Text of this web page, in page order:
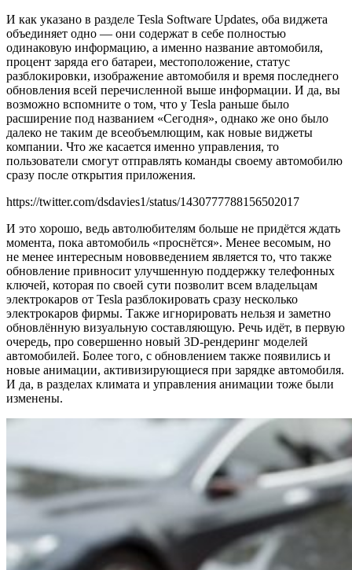
И как указано в разделе Tesla Software Updates, оба виджета
объединяет одно — они содержат в себе полностью
одинаковую информацию, а именно название автомобиля,
процент заряда его батареи, местоположение, статус
разблокировки, изображение автомобиля и время последнего
обновления всей перечисленной выше информации. И да, вы
возможно вспомните о том, что у Tesla раньше было
расширение под названием «Сегодня», однако же оно было
далеко не таким де всеобъемлющим, как новые виджеты
компании. Что же касается именно управления, то
пользователи смогут отправлять команды своему автомобилю
сразу после открытия приложения.
https://twitter.com/dsdavies1/status/1430777788156502017
И это хорошо, ведь автолюбителям больше не придётся ждать
момента, пока автомобиль «проснётся». Менее весомым, но
не менее интересным нововведением является то, что также
обновление привносит улучшенную поддержку телефонных
ключей, которая по своей сути позволит всем владельцам
электрокаров от Tesla разблокировать сразу несколько
электрокаров фирмы. Также игнорировать нельзя и заметно
обновлённую визуальную составляющую. Речь идёт, в первую
очередь, про совершенно новый 3D-рендеринг моделей
автомобилей. Более того, с обновлением также появились и
новые анимации, активизирующиеся при зарядке автомобиля.
И да, в разделах климата и управления анимации тоже были
изменены.